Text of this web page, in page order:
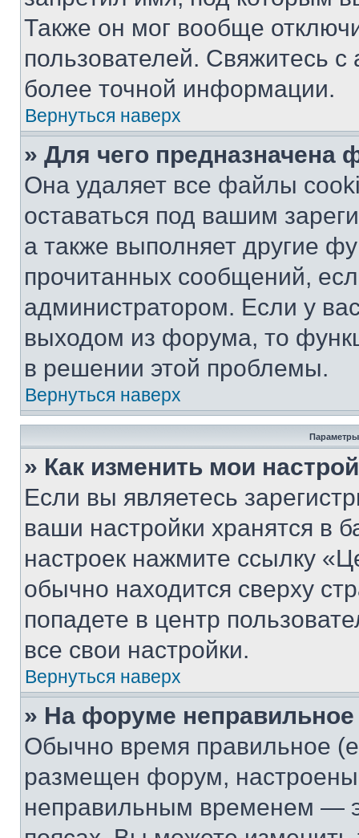
Также он мог вообще
пользователей. Свяжитесь
более точной информации.
Вернуться наверх
» Для чего предназначена
Она удаляет все файлы
оставаться под вашим
а также выполняет другие
прочитанных сообщений,
администратором. Если у
выходом из форума, то
в решении этой проблемы.
Вернуться наверх
Параметры
» Как изменить мои
Если вы являетесь
ваши настройки хранятся в
настроек нажмите ссылку
обычно находится сверху
попадете в центр
все свои настройки.
Вернуться наверх
» На форуме
Обычно время правильное
размещен форум, настроены
неправильным временем —